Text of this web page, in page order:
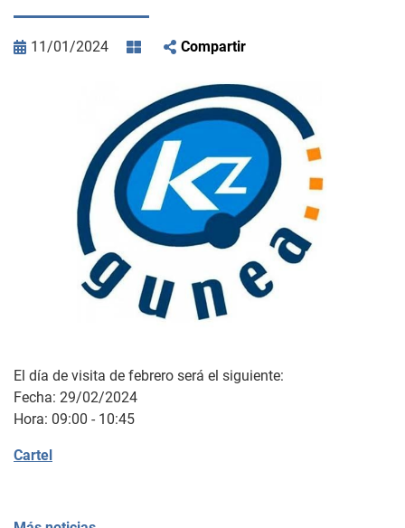
11/01/2024 Compartir
El día de visita de febrero será el siguiente:
Fecha: 29/02/2024
Hora: 09:00 - 10:45
Cartel